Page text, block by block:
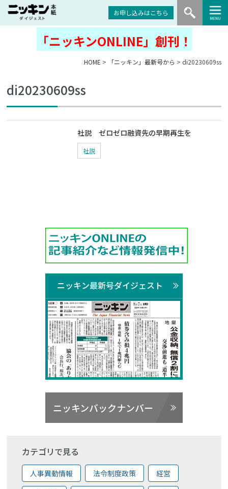
お申し込みはこちら
「ニッキンONLINE」創刊！
HOME > 「ニッキン」最新号から > di20230609ss
di20230609ss
社説 ゼロゼロ融資先の早期再生を
社説
ニッキン最新号ダイジェスト
ニッキンバックナンバー
カテゴリで見る
人事異動情報 法令制度政策 経営